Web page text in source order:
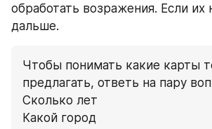
обработать возражения. Если их
дальше.
Чтобы понимать какие карты
предлагать, ответь на пару
Сколько лет
Какой город